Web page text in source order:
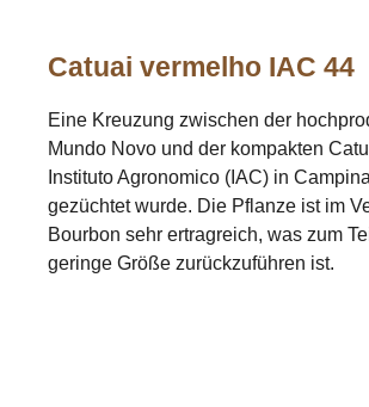
Catuai vermelho IAC 44
Eine Kreuzung zwischen der
Mundo Novo und der kompakten
Instituto Agronomico (IAC) in
gezüchtet wurde. Die Pflanze ist im
Bourbon sehr ertragreich, was zum
geringe Größe zurückzuführen ist.